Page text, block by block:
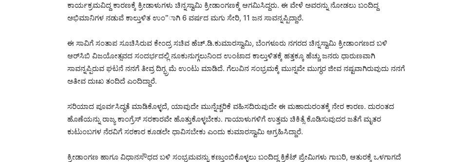
ಕಾರ್ಯಕ್ರಮವಿದ್ದ ಕಾರಣಕ್ಕೆ ಕ್ರೀಡಾಳುಗಳು ಚಿನ್ನಸ್ವಾಮಿ ಕ್ರೀಡಾಂಗಣಕ್ಕೆ ಆಗಮಿಸಿದ್ದರು. ಈ ವೇಳೆ ಅವರನ್ನು ನೋಡಲು ಬಂದಿದ್ದ
ಅಭಿಮಾನಿಗಳ ನಡುವೆ ಕಾಲ್ತುಳಿತ ಉಂ”ಾಗಿ 6 ವರ್ಷದ ಮಗು ಸೇರಿ, 11 ಜನ ಸಾವನ್ನಪ್ಪಿದ್ದಾರೆ.
ಈ ಸಾವಿಗೆ ಸಂತಾಪ ಸೂಚಿಸಿರುವ ಕೇಂದ್ರ ಸಚಿವ ಹೆಚ್.ಡಿ.ಕುಮಾರಸ್ವಾಮಿ, ಬೆಂಗಳೂರು ನಗರದ ಚಿನ್ನಸ್ವಾಮಿ ಕ್ರೀಡಾಂಗಣದ ಬಳಿ
ಆರ್‌ಸಿಬಿ ವಿಜಯೋತ್ಸವದ ಸಂದರ್ಭದಲ್ಲಿ ನೂಕುನುಗ್ಗಲುನಿಂದ ಉಂಟಾದ ಕಾಲ್ತುಳಿತಕ್ಕೆ ಹತ್ತಕ್ಕೂ ಹೆಚ್ಚು ಜನರು ಧಾರುಣವಾಗಿ
ಸಾವನ್ನಪ್ಪಿರುವ ಘಟನೆ ನನಗೆ ತೀವ್ರ ದಿಗ್ಭ್ರಮೆ ಉಂಟು ಮಾಡಿದೆ. ಗೆಲುವಿನ ಸಂಭ್ರಮಕ್ಕೆ ಮುನ್ನವೇ ಮುಗ್ಧರ ಜೀವ ನಷ್ಟವಾಗಿರುವುದು ನನಗೆ
ಅತೀವ ದುಃಖ ತಂದಿದೆ ಎಂದಿದ್ದಾರೆ.
ಸರಿಯಾದ ಪೂರ್ವಸಿದ್ಧತೆ ಮಾಡಿಕೊಳ್ಳದೆ, ಯಾವುದೇ ಮುನ್ನೆಚ್ಚರಿಕೆ ವಹಿಸದಿರುವುದೇ ಈ ಮಹಾದುರಂತಕ್ಕೆ ನೇರ ಕಾರಣ. ದುರಂತದ
ಹೊಣೆಯನ್ನು ರಾಜ್ಯ ಕಾಂಗ್ರೆಸ್ಸರಕಾರವೇ ಹೊತ್ತುಕೊಳ್ಳಬೇಕು. ಗಾಯಾಳುಗಳಿಗೆ ಉತ್ತಮ ಚಿಕಿತ್ಸೆ ಕೊಡಿಸುವುದರ ಜತೆಗೆ ಮೃತರ
ಕುಟುಂಬಗಳ ನೆರವಿಗೆ ಸರಕಾರ ಕೂಡಲೇ ಧಾವಿಸಬೇಕು ಎಂದು ಕುಮಾರಸ್ವಾಮಿ ಆಗ್ರಹಿಸಿದ್ದಾರೆ.
ಕ್ರೀಡಾಂಗಣ ಹಾಗೂ ವಿಧಾನಸೌಧದ ಬಳಿ ಸಂಭ್ರಮವನ್ನು ಕಣ್ತುಂಬಿಕೊಳ್ಳಲು ಬಂದಿದ್ದ ಕ್ರಿಕೆಟ್ ಪ್ರೇಮಿಗಳು ಗಾಬರಿ, ಆತುರಕ್ಕೆ ಒಳಗಾಗದೆ